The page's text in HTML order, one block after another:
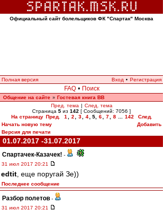
Официальный сайт болельщиков ФК "Спартак" Москва
Полная версия Вход • Регистрация
FAQ • Поиск
Общение на сайте » Гостевая книга ВВ
Пред. тема | След. тема
Страница 5 из 142 [ Сообщений: 7056 ]
На страницу Пред. 1 2 3 4 5, 6 7 8 142
След.
Начать новую тему
Добавить
Версия для печати
01.07.2017 -31.07.2017
Спартачек-Казачек! -
31 июл 2017 20:21
edtit , еще поругай Зе))
Последнее сообщение
Разбор полетов -
31 июл 2017 20:21